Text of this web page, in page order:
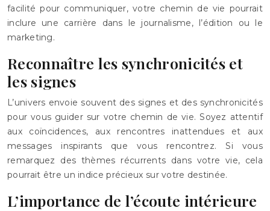
facilité pour communiquer, votre chemin de vie pourrait
inclure une carrière dans le journalisme, l’édition ou le
marketing.
Reconnaître les synchronicités et
les signes
L’univers envoie souvent des signes et des synchronicités
pour vous guider sur votre chemin de vie. Soyez attentif
aux coïncidences, aux rencontres inattendues et aux
messages inspirants que vous rencontrez. Si vous
remarquez des thèmes récurrents dans votre vie, cela
pourrait être un indice précieux sur votre destinée.
L’importance de l’écoute intérieure